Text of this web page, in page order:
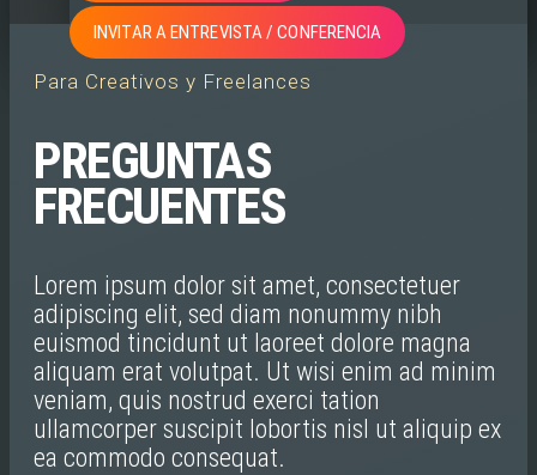
INVITAR A ENTREVISTA / CONFERENCIA
Para Creativos y Freelances
PREGUNTAS
FRECUENTES
Lorem ipsum dolor sit amet, consectetuer
adipiscing elit, sed diam nonummy nibh
euismod tincidunt ut laoreet dolore magna
aliquam erat volutpat. Ut wisi enim ad minim
veniam, quis nostrud exerci tation
ullamcorper suscipit lobortis nisl ut aliquip ex
ea commodo consequat.